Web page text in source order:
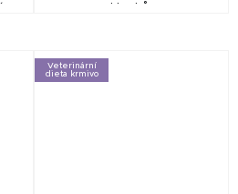
Veterinární
dieta krmivo